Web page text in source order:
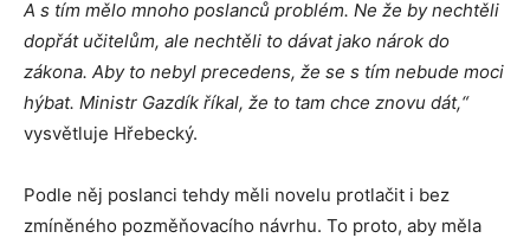
A s tím mělo mnoho poslanců problém. Ne že by nechtěli
dopřát učitelům, ale nechtěli to dávat jako nárok do
zákona. Aby to nebyl precedens, že se s tím nebude moci
hýbat. Ministr Gazdík říkal, že to tam chce znovu dát,“
vysvětluje Hřebecký.
Podle něj poslanci tehdy měli novelu protlačit i bez
zmíněného pozměňovacího návrhu. To proto, aby měla